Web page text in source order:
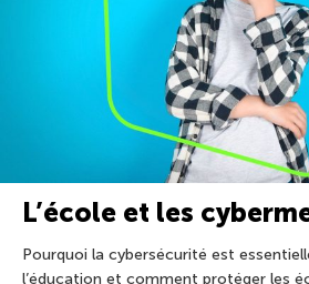
L’école et les
Pourquoi la cybersécurité est
l’éducation et comment protéger les